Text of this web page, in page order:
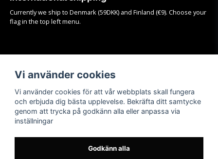
Currently we ship to Denmark (59DKK) and Finland (€9). Choose your
flag in the top left menu.
Se samtliga köpvillkor och mer info om frakt, retur och byten
Vi använder cookies
Vi använder cookies för att vår webbplats skall fungera
och erbjuda dig bästa upplevelse. Bekräfta ditt samtycke
genom att trycka på godkänn alla eller anpassa via
inställningar
Godkänn alla